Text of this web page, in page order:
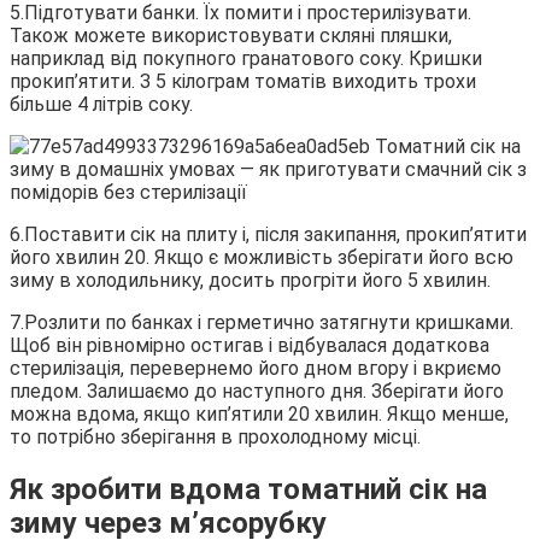
5.Підготувати банки. Їх помити і простерилізувати.
Також можете використовувати скляні пляшки,
наприклад від покупного гранатового соку. Кришки
прокип’ятити. З 5 кілограм томатів виходить трохи
більше 4 літрів соку.
6.Поставити сік на плиту і, після закипання, прокип’ятити
його хвилин 20. Якщо є можливість зберігати його всю
зиму в холодильнику, досить прогріти його 5 хвилин.
7.Розлити по банках і герметично затягнути кришками.
Щоб він рівномірно остигав і відбувалася додаткова
стерилізація, перевернемо його дном вгору і вкриємо
пледом. Залишаємо до наступного дня. Зберігати його
можна вдома, якщо кип’ятили 20 хвилин. Якщо менше,
то потрібно зберігання в прохолодному місці.
Як зробити вдома томатний сік на
зиму через м’ясорубку